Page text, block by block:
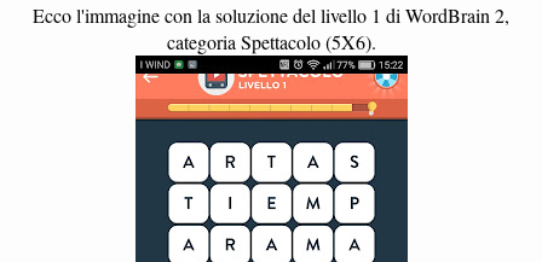
Ecco l'immagine con la soluzione del livello 1 di WordBrain 2,
categoria Spettacolo (5X6).